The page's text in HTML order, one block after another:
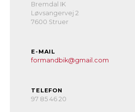
Bremdal IK
Løvsangervej 2
7600 Struer
E-MAIL
formandbik@gmail.com
TELEFON
97 85 46 20